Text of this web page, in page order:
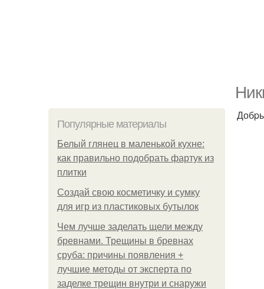
Популярные материалы
Белый глянец в маленькой кухне:
как правильно подобрать фартук из
плитки
Создай свою косметичку и сумку
для игр из пластиковых бутылок
Чем лучше заделать щели между
бревнами. Трещины в бревнах
сруба: причины появления +
лучшие методы от эксперта по
заделке трещин внутри и снаружи